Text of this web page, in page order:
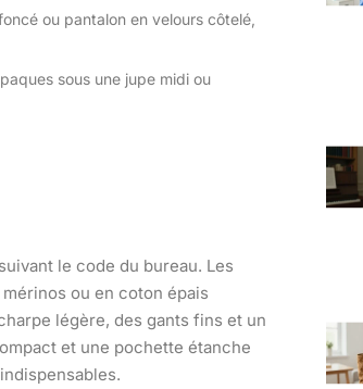
ou pantalon en velours côtelé,
sous une jupe midi ou
le code du bureau. Les
ou en coton épais
légère, des gants fins et un
et une pochette étanche